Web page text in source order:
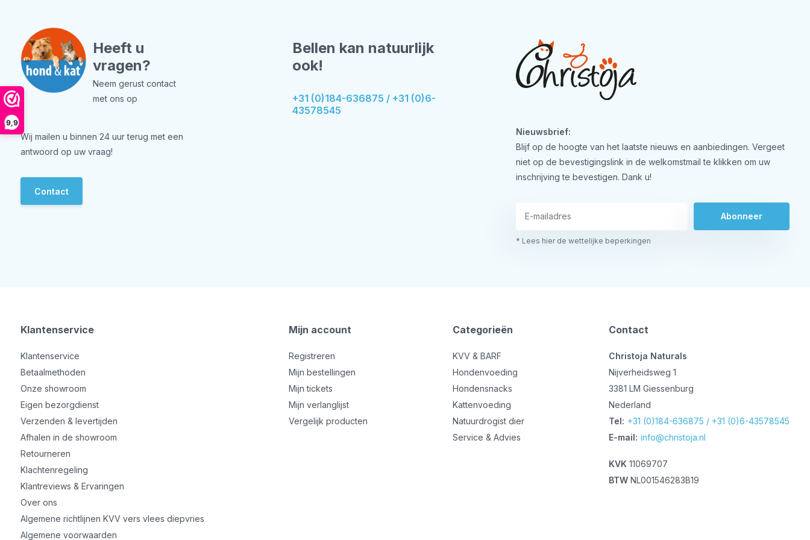
9,9
Heeft u
vragen?
Neem gerust contact
met ons op
Wij mailen u binnen 24 uur terug met een
antwoord op uw vraag!
Contact
Bellen kan natuurlijk
ook!
+31 (0)184-636875 / +31 (0)6-
43578545
Nieuwsbrief:
Blijf op de hoogte van het laatste nieuws en aanbiedingen. Vergeet
niet op de bevestigingslink in de welkomstmail te klikken om uw
inschrijving te bevestigen. Dank u!
Abonneer
* Lees hier de wettelijke beperkingen
Klantenservice
Klantenservice
Betaalmethoden
Onze showroom
Eigen bezorgdienst
Verzenden & levertijden
Afhalen in de showroom
Retourneren
Klachtenregeling
Klantreviews & Ervaringen
Over ons
Algemene richtlijnen KVV vers vlees diepvries
Algemene voorwaarden
Mijn account
Registreren
Mijn bestellingen
Mijn tickets
Mijn verlanglijst
Vergelijk producten
Categorieën
KVV & BARF
Hondenvoeding
Hondensnacks
Kattenvoeding
Natuurdrogist dier
Service & Advies
Contact
Christoja Naturals
Nijverheidsweg 1
3381 LM Giessenburg
Nederland
Tel: +31 (0)184-636875 / +31 (0)6-43578545
E-mail: info@christoja.nl
KVK 11069707
BTW NL001546283B19